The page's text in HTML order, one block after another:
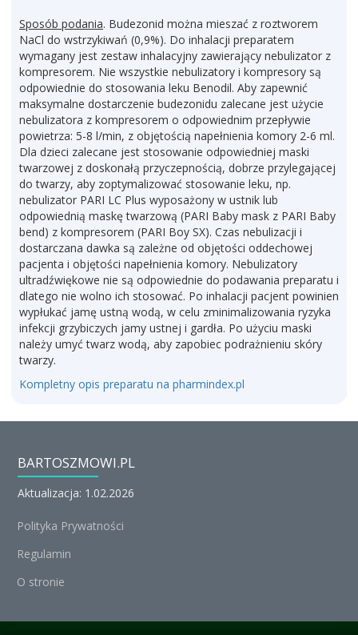
Sposób podania. Budezonid można mieszać z roztworem
NaCl do wstrzykiwań (0,9%). Do inhalacji preparatem
wymagany jest zestaw inhalacyjny zawierający nebulizator z
kompresorem. Nie wszystkie nebulizatory i kompresory są
odpowiednie do stosowania leku Benodil. Aby zapewnić
maksymalne dostarczenie budezonidu zalecane jest użycie
nebulizatora z kompresorem o odpowiednim przepływie
powietrza: 5-8 l/min, z objętością napełnienia komory 2-6 ml.
Dla dzieci zalecane jest stosowanie odpowiedniej maski
twarzowej z doskonałą przyczepnością, dobrze przylegającej
do twarzy, aby zoptymalizować stosowanie leku, np.
nebulizator PARI LC Plus wyposażony w ustnik lub
odpowiednią maskę twarzową (PARI Baby mask z PARI Baby
bend) z kompresorem (PARI Boy SX). Czas nebulizacji i
dostarczana dawka są zależne od objętości oddechowej
pacjenta i objętości napełnienia komory. Nebulizatory
ultradźwiękowe nie są odpowiednie do podawania preparatu i
dlatego nie wolno ich stosować. Po inhalacji pacjent powinien
wypłukać jamę ustną wodą, w celu zminimalizowania ryzyka
infekcji grzybiczych jamy ustnej i gardła. Po użyciu maski
należy umyć twarz wodą, aby zapobiec podrażnieniu skóry
twarzy.
Kompletny opis preparatu na pharmindex.pl
BARTOSZMOWI.PL
Aktualizacja: 1.02.2026
Polityka Prywatności
Regulamin
O stronie